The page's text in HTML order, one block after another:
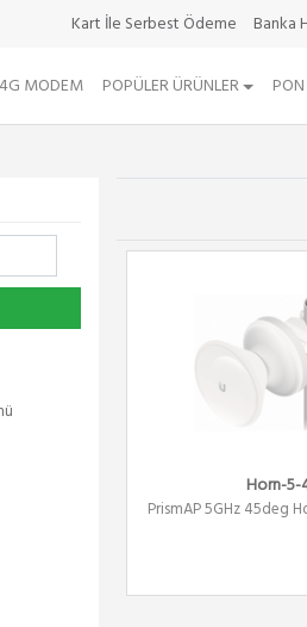
Kart İle Serbest Ödeme Banka
MODEM POPÜLER ÜRÜNLER
Horn-5-
PrismAP 5GHz 45deg